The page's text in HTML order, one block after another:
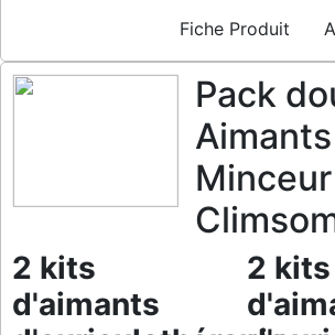
Fiche Produit
Pack
Aimants
Minceur
2 kits
d'aimants
2 kits